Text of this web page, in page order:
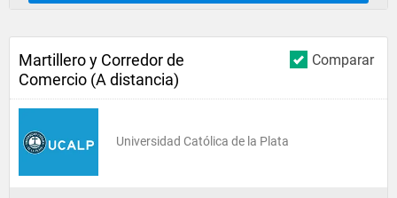
Comparar
Martillero y Corredor de
Comercio (A distancia)
Universidad Católica de la Plata